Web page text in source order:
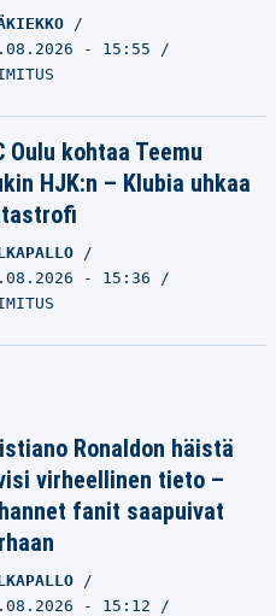
- 15:55
Oulu kohtaa Teemu
HJK:n – Klubia uhkaa
- 15:36
Ronaldon häistä
virheellinen tieto –
fanit saapuivat
- 15:12